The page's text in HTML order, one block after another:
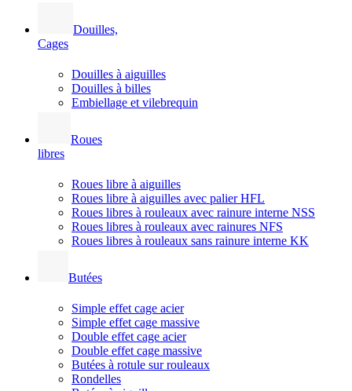
Douilles,
Cages
Douilles à aiguilles
Douilles à billes
Embiellage et vilebrequin
Roues
libres
Roues libre à aiguilles
Roues libre à aiguilles avec palier HFL
Roues libres à rouleaux avec rainure interne NSS
Roues libres à rouleaux avec rainures NFS
Roues libres à rouleaux sans rainure interne KK
Butées
Simple effet cage acier
Simple effet cage massive
Double effet cage acier
Double effet cage massive
Butées à rotule sur rouleaux
Rondelles